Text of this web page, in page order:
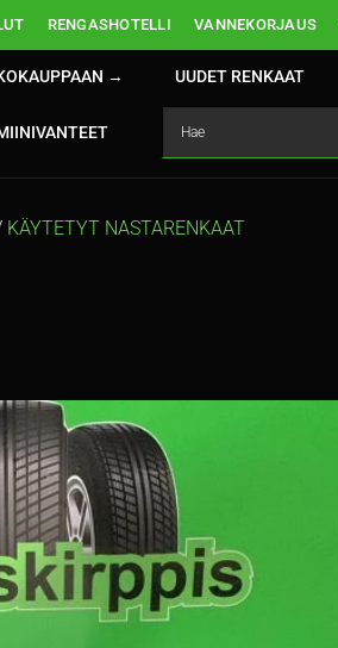
RENGASHOTELLI VANNEKORJAUS
→ UUDET RENKAAT
KÄYTETYT NASTARENKAAT